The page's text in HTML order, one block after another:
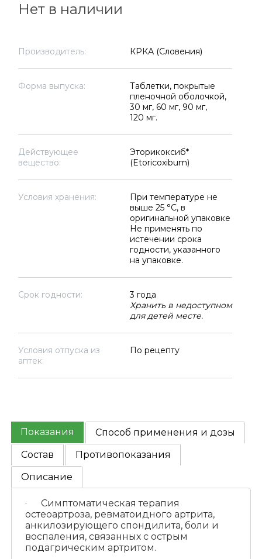
Нет в наличии
Производитель: КРКА (Словения)
Форма выпуска:
Таблетки, покрытые
пленочной оболочкой,
30 мг, 60 мг, 90 мг,
120 мг.
Действующее
вещество:
Эторикоксиб*
(Etoricoxibum)
Условия хранения:
При температуре не
выше 25 °C, в
оригинальной упаковке
Не применять по
истечении срока
годности, указанного
на упаковке.
Срок годности:
3 года
Хранить в недоступном
для детей месте.
Условия отпуска из
аптек:
По рецепту
Показания
Способ применения и дозы
Состав
Противопоказания
Описание
· Симптоматическая терапия
остеоартроза, ревматоидного артрита,
анкилозирующего спондилита, боли и
воспаления, связанных с острым
подагрическим артритом.